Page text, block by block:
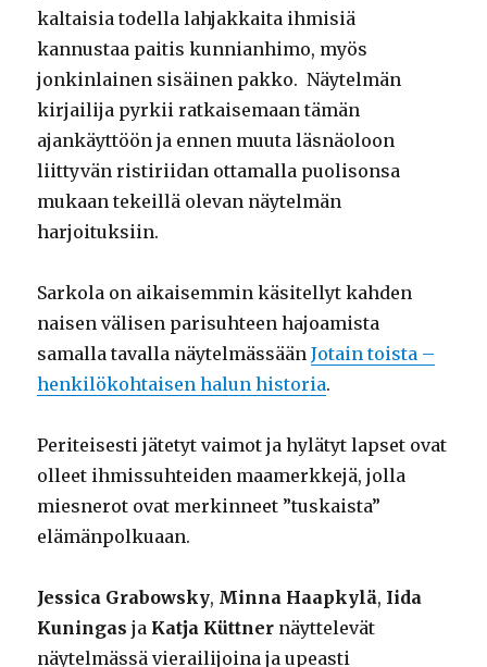
kaltaisia todella lahjakkaita ihmisiä
kannustaa paitis kunnianhimo, myös
jonkinlainen sisäinen pakko. Näytelmän
kirjailija pyrkii ratkaisemaan tämän
ajankäyttöön ja ennen muuta läsnäoloon
liittyvän ristiriidan ottamalla puolisonsa
mukaan tekeillä olevan näytelmän
harjoituksiin.
Sarkola on aikaisemmin käsitellyt kahden
naisen välisen parisuhteen hajoamista
samalla tavalla näytelmässäänJotain toista –
henkilökohtaisen halun historia.
Periteisesti jätetyt vaimot ja hylätyt lapset ovat
olleet ihmissuhteiden maamerkkejä, jolla
miesnerot ovat merkinneet ”tuskaista”
elämänpolkuaan.
Jessica Grabowsky, Minna Haapkylä, Iida
Kuningas ja Katja Küttner näyttelevät
näytelmässä vierailijoina ja upeasti